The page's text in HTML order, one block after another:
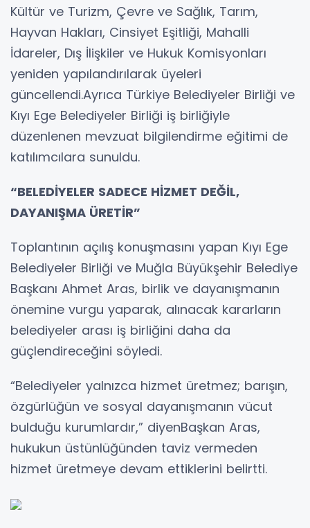
Kültür ve Turizm, Çevre ve Sağlık, Tarım,
Hayvan Hakları, Cinsiyet Eşitliği, Mahalli
İdareler, Dış İlişkiler ve Hukuk Komisyonları
yeniden yapılandırılarak üyeleri
güncellendi.Ayrıca Türkiye Belediyeler Birliği ve
Kıyı Ege Belediyeler Birliği iş birliğiyle
düzenlenen mevzuat bilgilendirme eğitimi de
katılımcılara sunuldu.
“BELEDİYELER SADECE HİZMET DEĞİL,
DAYANIŞMA ÜRETİR”
Toplantının açılış konuşmasını yapan Kıyı Ege
Belediyeler Birliği ve Muğla Büyükşehir Belediye
Başkanı Ahmet Aras, birlik ve dayanışmanın
önemine vurgu yaparak, alınacak kararların
belediyeler arası iş birliğini daha da
güçlendireceğini söyledi.
“Belediyeler yalnızca hizmet üretmez; barışın,
özgürlüğün ve sosyal dayanışmanın vücut
bulduğu kurumlardır,” diyenBaşkan Aras,
hukukun üstünlüğünden taviz vermeden
hizmet üretmeye devam ettiklerini belirtti.